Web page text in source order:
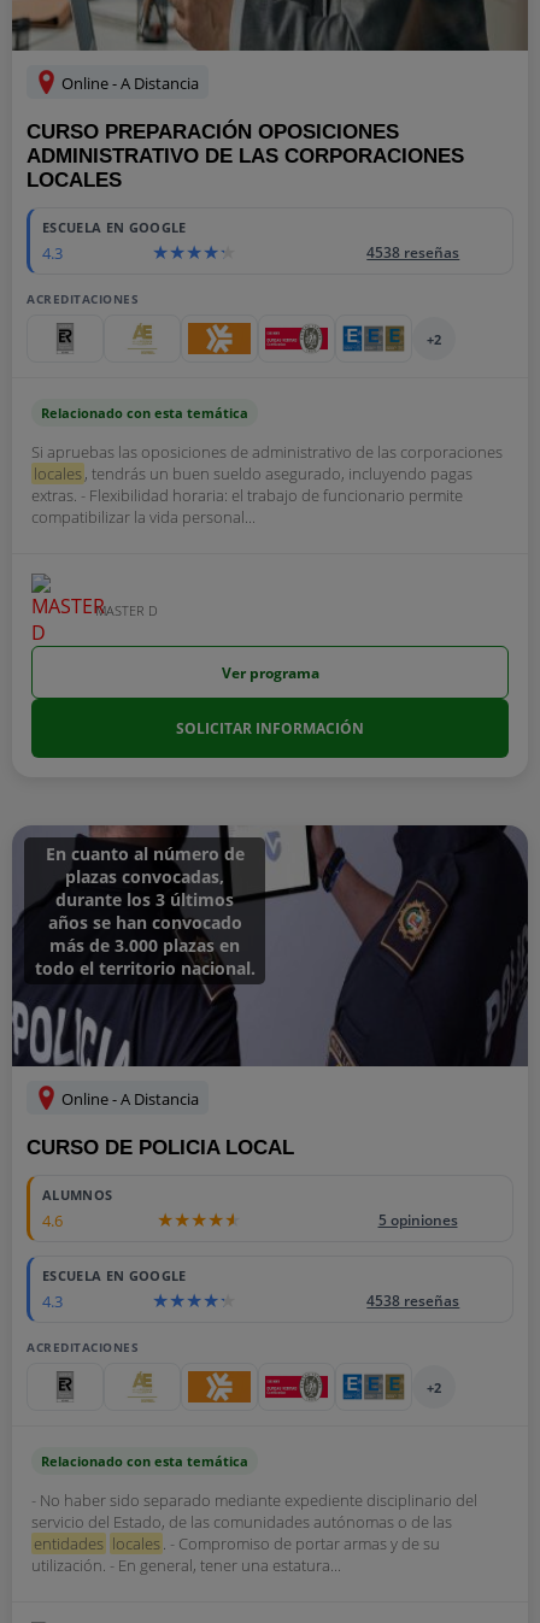
Online - A Distancia
CURSO PREPARACIÓN OPOSICIONES
ADMINISTRATIVO DE LAS CORPORACIONES
LOCALES
ESCUELA EN GOOGLE
4.3 4538 reseñas
ACREDITACIONES
+2
Relacionado con esta temática
Si apruebas las oposiciones de administrativo de las corporaciones
locales, tendrás un buen sueldo asegurado, incluyendo pagas
extras. - Flexibilidad horaria: el trabajo de funcionario permite
compatibilizar la vida personal...
MASTER D
Ver programa
SOLICITAR INFORMACIÓN
En cuanto al número de
plazas convocadas,
durante los 3 últimos
años se han convocado
más de 3.000 plazas en
todo el territorio nacional.
Online - A Distancia
CURSO DE POLICIA LOCAL
ALUMNOS
4.6 5 opiniones
ESCUELA EN GOOGLE
4.3 4538 reseñas
ACREDITACIONES
+2
Relacionado con esta temática
- No haber sido separado mediante expediente disciplinario del
servicio del Estado, de las comunidades autónomas o de las
entidades locales. - Compromiso de portar armas y de su
utilización. - En general, tener una estatura...